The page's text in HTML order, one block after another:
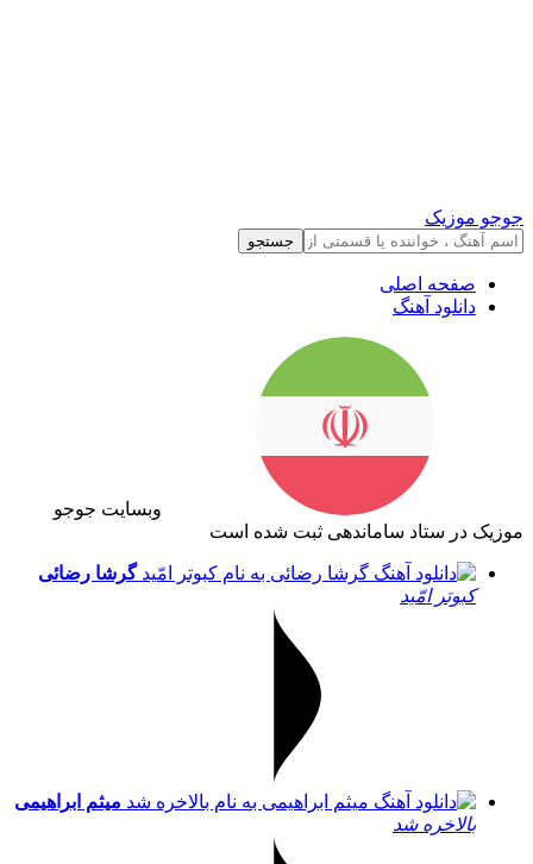
جوجو موزیک
جستجو
صفحه اصلی
دانلود آهنگ
وبسایت جوجو
موزیک در ستاد ساماندهی ثبت شده است
گرشا رضائی
کبوتر امّید
میثم ابراهیمی
بالاخره شد